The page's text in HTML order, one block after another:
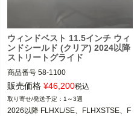
ウィンドベスト 11.5インチ ウィ
ンドシールド (クリア) 2024以降
ストリートグライド
商品番号 58-1100
3OT：2310-0892
販売価格 ¥46,200税込
1～3週
2026以降 FLHXL/SE、FLHXSTSE、F